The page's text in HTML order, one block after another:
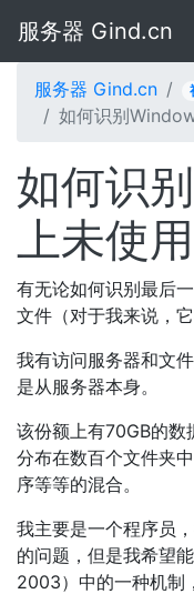
服务器 Gind.cn
服务器 Gind.cn
如何识别
如何识
上未使
有无论如何识别最后
文件（对于我来说，
我有访问服务器和文
是从服务器本身。
该份额上有70GB的数
分布在数百个文件夹
序等等的混合。
我主要是一个程序员
的问题，但是我希望
2003）中的一种机制